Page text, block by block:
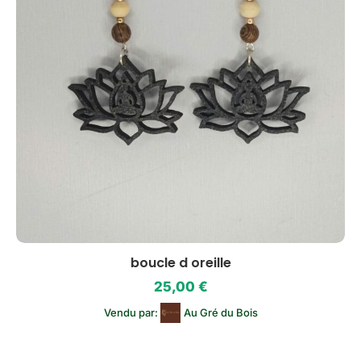
boucle d oreille
25,00 €
Vendu par: Au Gré du Bois